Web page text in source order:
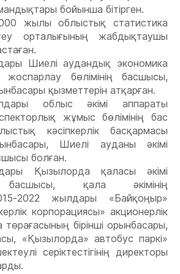
бойынша бітірген.
жылы облыстық статистика
орталығының жабдықтаушы
Шиелі аудандық экономика
бөлімінің басшысы,
қызметтерін атқарған.
облыс әкімі аппараты
жұмыс бөлімінің бас
кәсіпкерлік басқармасы
Шиелі ауданы әкімі
болған.
Қызылорда қаласы әкімі
басшысы, қала әкімінің
2022 жылдары «Байқоңыр»
корпорациясы» акционерлік
бірінші орынбасары,
«Қызылорда» автобус паркі»
серіктестігінің директоры